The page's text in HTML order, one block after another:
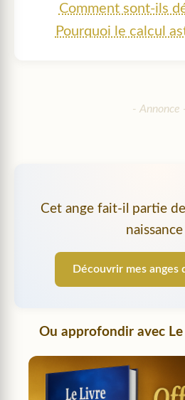
Comment sont-ils
Pourquoi le calcul
Cet ange fait-il partie
naissance
Découvrir mes anges
Ou approfondir avec